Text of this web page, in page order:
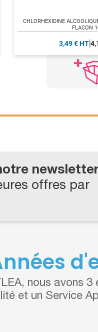
CHLORHEXIDINE
FLACON
3,49 € HT
offres par
nous avons
et un Service